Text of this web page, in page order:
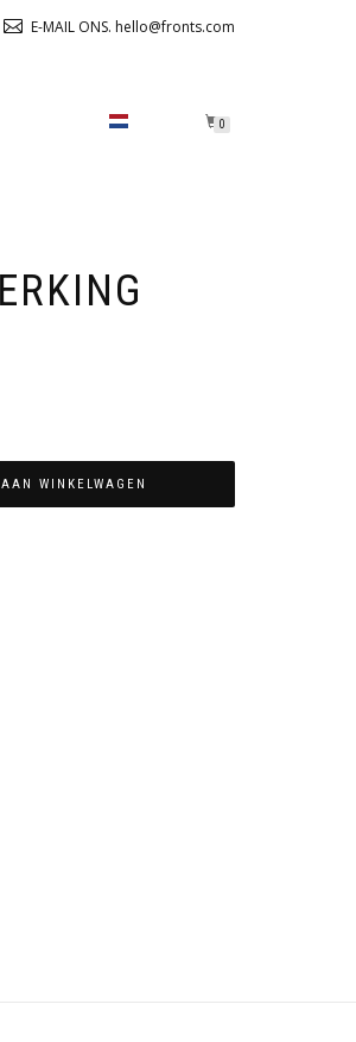
E-MAIL ONS. hello@fronts.com
0
WINKELWAGEN